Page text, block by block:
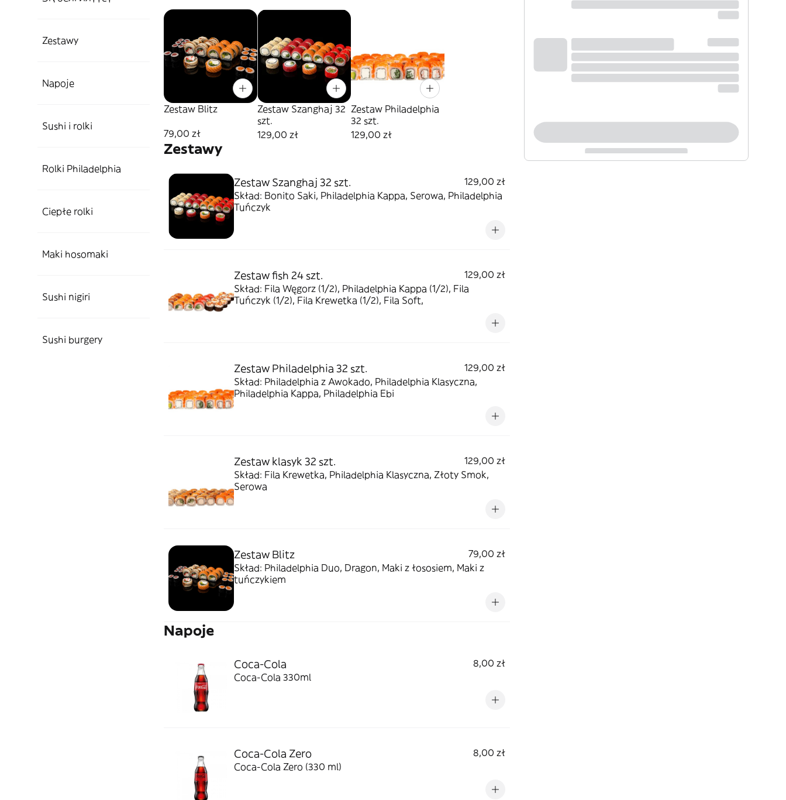
Zestawy
Napoje
Sushi i rolki
Rolki Philadelphia
Ciepłe rolki
Maki hosomaki
Sushi nigiri
Sushi burgery
Zestaw Blitz
79,00 zł
Zestaw Szanghaj 32
szt.
129,00 zł
Zestaw Philadelphia
32 szt.
129,00 zł
Zestawy
Zestaw Szanghaj 32 szt.
129,00 zł
Skład: Bonito Saki, Philadelphia Kappa, Serowa, Philadelphia
Tuńczyk
Zestaw fish 24 szt.
129,00 zł
Skład: Fila Węgorz (1/2), Philadelphia Kappa (1/2), Fila
Tuńczyk (1/2), Fila Krewetka (1/2), Fila Soft,
Zestaw Philadelphia 32 szt.
129,00 zł
Skład: Philadelphia z Awokado, Philadelphia Klasyczna,
Philadelphia Kappa, Philadelphia Ebi
Zestaw klasyk 32 szt.
129,00 zł
Skład: Fila Krewetka, Philadelphia Klasyczna, Złoty Smok,
Serowa
Zestaw Blitz
79,00 zł
Skład: Philadelphia Duo, Dragon, Maki z łososiem, Maki z
tuńczykiem
Napoje
Coca-Cola
8,00 zł
Coca-Cola 330ml
Coca-Cola Zero
8,00 zł
Coca-Cola Zero (330 ml)